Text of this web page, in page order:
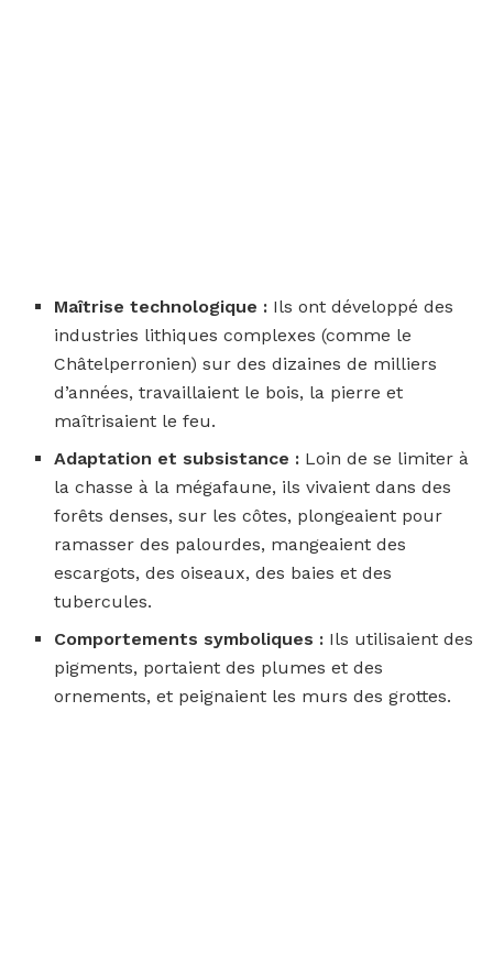
Maîtrise technologique : Ils ont développé des
industries lithiques complexes (comme le
Châtelperronien) sur des dizaines de milliers
d’années, travaillaient le bois, la pierre et
maîtrisaient le feu.
Adaptation et subsistance : Loin de se limiter à
la chasse à la mégafaune, ils vivaient dans des
forêts denses, sur les côtes, plongeaient pour
ramasser des palourdes, mangeaient des
escargots, des oiseaux, des baies et des
tubercules.
Comportements symboliques : Ils utilisaient des
pigments, portaient des plumes et des
ornements, et peignaient les murs des grottes.